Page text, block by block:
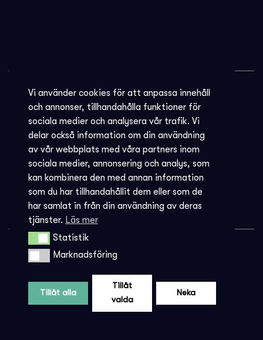
Vi använder cookies för att anpassa innehåll
och annonser, tillhandahålla funktioner för
sociala medier och analysera vår trafik. Vi
delar också information om din användning
av vår webbplats med våra partners inom
sociala medier, annonsering och analys, som
kan kombinera den med annan information
som du har tillhandahållit dem eller som de
har samlat in från din användning av deras
tjänster. Läs mer
StatistikStatistik
Marknadsföring
Marknadsföring
Tillåt alla
Tillåt
valda
Neka
KONTAKTA OSS:
T. 0340-67 65 00
E.info@societen.se
Societén Varberg,
Strandgatan 4 A
432 21Varberg
BOKA BORD
ÖPPETTIDER
BILJETTINFORMATION